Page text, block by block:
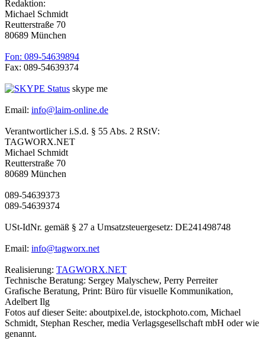
Redaktion:
Michael Schmidt
Reutterstraße 70
80689 München
Fon: 089-54639894
Fax: 089-54639374
skype me
Email: info@laim-online.de
Verantwortlicher i.S.d. § 55 Abs. 2 RStV:
TAGWORX.NET
Michael Schmidt
Reutterstraße 70
80689 München
089-54639373
089-54639374
USt-IdNr. gemäß § 27 a Umsatzsteuergesetz: DE241498748
Email: info@tagworx.net
Realisierung: TAGWORX.NET
Technische Beratung: Sergey Malyschew, Perry Perreiter
Grafische Beratung, Print: Büro für visuelle Kommunikation,
Adelbert Ilg
Fotos auf dieser Seite: aboutpixel.de, istockphoto.com, Michael
Schmidt, Stephan Rescher, media Verlagsgesellschaft mbH oder wie
genannt.